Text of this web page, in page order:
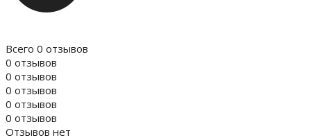
Всего 0 отзывов
0 отзывов
0 отзывов
0 отзывов
0 отзывов
0 отзывов
Отзывов нет